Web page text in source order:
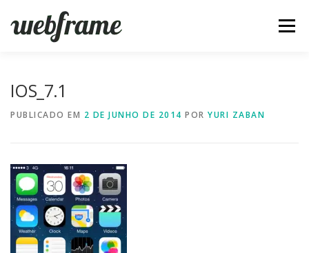
para
Menu
IOS_7.1
PUBLICADO EM 2 DE JUNHO DE 2014 POR YURI ZABAN